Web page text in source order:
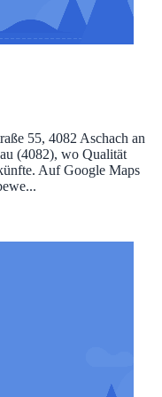
55, 4082 Aschach an
(4082), wo Qualität
Auf Google Maps